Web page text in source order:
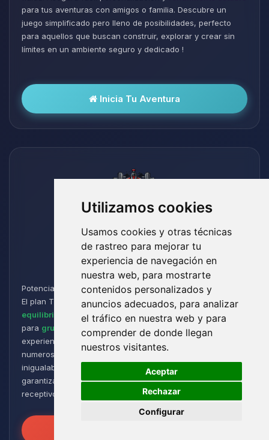
Utilizamos cookies
Usamos cookies y otras técnicas
de rastreo para mejorar tu
experiencia de navegación en
nuestra web, para mostrarte
contenidos personalizados y
anuncios adecuados, para analizar
el tráfico en nuestra web y para
comprender de donde llegan
nuestros visitantes.
Aceptar
Rechazar
Configurar
para tus aventuras con amigos o familia. Descubre un
juego simplificado pero lleno de posibilidades, perfecto
para aquellos que buscan construir, explorar y crear sin
límites en un ambiente seguro y dedicado !
Inicia Tu Aventura
Titan
Potencia y Resistencia para los Aventureros de Minecraft:
El plan Titan está diseñado para jugadores que buscan un
equilibrio perfecto entre rendimiento y flexibilidad. Ideal
para grupos de tamaño medio a grande , ofrece una
experiencia de juego fluida y receptiva, incluso con
numerosos plugins y modpacks. Disfruta de una estabilidad
inigualable para sesiones de juego intensas y prolongadas,
garantizando que tus mundos permanezcan robustos y
receptivos!
🍪